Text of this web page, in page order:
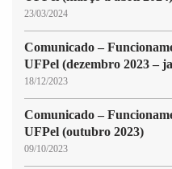
23/03/2024
Comunicado –
UFPel (dezembro 2023 –
18/12/2023
Comunicado –
UFPel (outubro 2023)
09/10/2023